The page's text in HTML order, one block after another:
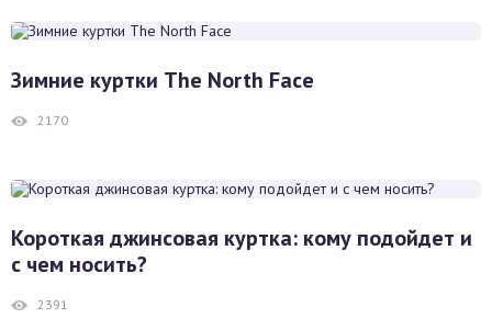
Зимние куртки The North Face
2170
Короткая джинсовая куртка: кому подойдет и
с чем носить?
2391